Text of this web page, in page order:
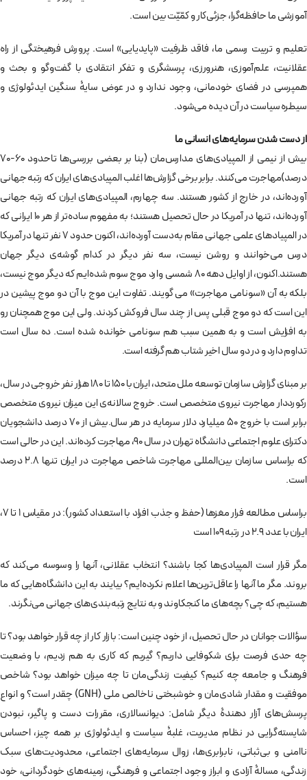
آموزشی ما حافظه‌گرا، جزئی‌کار و کمّیّت‌ بین است.
تعلیم و تربیت رسمی ما، فاقد ظرفیت «پایدیایی» است. پرورش فرهیختگی از راه
عقلانیت، علم‌آموزی، هنرورزی، پرسشگری و تفکر انتقادی با گفت‌وگو و بحث و
همپرسی در فضای خودمانی، وجود ندارد و در عوض سایۀ سنگین ایدئولوژی و
سیطره سیاست در آن دیده می‌شود.
از دست شدن سرمایه‌های انسانی ما
بیش از نیمی از المپیادی‌های مدارس‌مان (بنا بر بعضی بررسی‌ها تاحدود 60-70
درصد)مهاجرت می‌کنند. برابر برخی گزارش‌ها اغلب المپیادی‌های ایران که رتبه جهانی
آورده‌اند، در خارج از کشور هستند. سه چهارم، المپیادی‌های ایران که رتبه جهانی
آورده‌اند، تنها در آمریکا در حال تحصیل هستند؛ به مفهوم ساده‌تر از هر ۱۰ ایرانی که
در المپیادهای علمی جهانی مقام به‌دست آورده‌اند، اکنون حدود ۷ نفر تنها در آمریکا
درس می‌‌خوانند و روشن نیست، سه نفر دیگر در کدام گوشه‌ی دیگر جهان
هستند.اکنون، از اوایل دهه 80 شمسی وارد موج سوم شده‌ایم که دیگر موج نیست،
بلکه به آن «سونامی مهاجرت» می گویند. تفاوت این موج با آن دو موج پیشین در
این است که دو موج قبلی پس از چند سال فروکش کردند. ولی این موج همچنان رو
به افزایش است و به همین سبب هم سونامی خوانده شده است. ده سال است
تداوم دارد و در دو سال اخیر شتاب هم گرفته است.
بر مبنای گزارش سازمان توسعه ملل متحد، ایران با 150 تا 180 هزار نفر خروجی در سال،
رکورددار مهاجرت نیروی متخصص است. خروج سالانه‌ی این میزان نیروی متخصص
برابر است با خروج 50 میلیارد دلار سرمایه در هر سال.بیش از 70 درصد دانشجویان
دکترای علوم اجتماعی دانشگاه تهران در سال 90، مهاجرت کرده‌اند. این در حالی است
که براساس سازمان بین‌المللی مهاجرت شاخص مهاجرت در ایران تنها ۲.۸ درصد
است.
براساس مطالعه فرار مغزها (حفظ و جذب افراد با استعداد کشور): در مقیاس 1 تا 7،
ایران با عدد 2.9 در رتبه 109 است
مگر قرار است المپیادی‌ها کجا باشند؟ انتخاب عقلانی، آنها را وسوسه می‌کند که
بروند. مگر ما آنها را عاقل‌ترین‌ها اعلام نکرده‌ایم؟ بیایند به این دانشگاه‌هایی که ما
هستیم، که چی؟ بچه‌های ما کنجکاوند و به نتایج رتبه‌بندی‌های جهانی می‌نگرند.
سؤالات جوانان در حال تحصیل، از خود چنین است: بازار کار از چه قرار خواهد بود؟ تا
چه حدی فرصت برای شکوفایی داریم؟ گیریم که کاری به هم زدیم، با وضعیت
فرهنگ و جامعه چه کنیم؟ کیفیت زندگی‌مان تا چه میزان خواهد بود؟ شاخص
موفقیت و مقدار شادی‌مان و خوشبختی ناخالص ملی (GNH) چقدر است؟ و انواع
پرسش‌های آزار دهندۀ دیگر شامل: دیوانسالاری، مقررات دست و پاگیر، نبودن
شایسته‌گرایی در نظام مدیریت، غلبۀ سیاست و ایدئولوژی بر همه چیز، احساس
ناامنی و بی‌ثباتی، نابرابری‌ها، زوال سرمایه‌های اجتماعی، محدودیت‌های سبک
زندگی، مسالۀ آزادی و ابراز وجود اجتماعی و فرهنگی، زمینه‌های خودگردانی، خود